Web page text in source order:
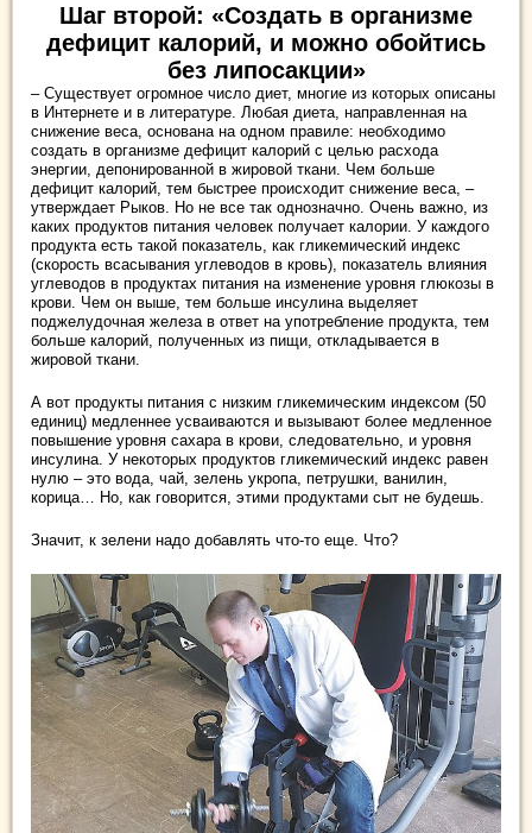
Шаг второй: «Создать в организме
дефицит калорий, и можно обойтись
без липосакции»
– Существует огромное число диет, многие из которых описаны
в Интернете и в литературе. Любая диета, направленная на
снижение веса, основана на одном правиле: необходимо
создать в организме дефицит калорий с целью расхода
энергии, депонированной в жировой ткани. Чем больше
дефицит калорий, тем быстрее происходит снижение веса, –
утверждает Рыков. Но не все так однозначно. Очень важно, из
каких продуктов питания человек получает калории. У каждого
продукта есть такой показатель, как гликемический индекс
(скорость всасывания углеводов в кровь), показатель влияния
углеводов в продуктах питания на изменение уровня глюкозы в
крови. Чем он выше, тем больше инсулина выделяет
поджелудочная железа в ответ на употребление продукта, тем
больше калорий, полученных из пищи, откладывается в
жировой ткани.
А вот продукты питания с низким гликемическим индексом (50
единиц) медленнее усваиваются и вызывают более медленное
повышение уровня сахара в крови, следовательно, и уровня
инсулина. У некоторых продуктов гликемический индекс равен
нулю – это вода, чай, зелень укропа, петрушки, ванилин,
корица… Но, как говорится, этими продуктами сыт не будешь.
Значит, к зелени надо добавлять что-то еще. Что?